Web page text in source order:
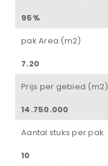
95%
pak Area (m2)
7.20
Prijs per gebied (m2)
14.750.000
Aantal stuks per pak
10